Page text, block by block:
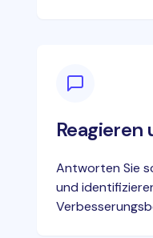
Antworten Sie
und